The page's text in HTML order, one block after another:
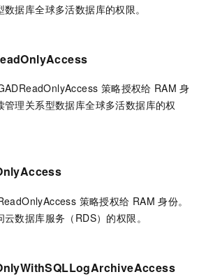
据库全球多活数据库的权限。
策略授权给 RAM 身
理关系型数据库全球多活数据库的权
策略授权给 RAM 身份。
数据库服务（RDS）的权限。